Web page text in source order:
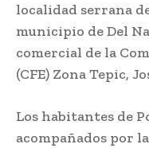
localidad serrana
municipio de Del
comercial de la
(CFE) Zona Tepic,
Los habitantes de
acompañados por